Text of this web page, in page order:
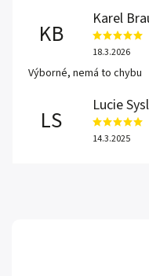
KB
Karel
18.3.2026
Výborné, nemá to chybu
LS
Lucie
14.3.2025